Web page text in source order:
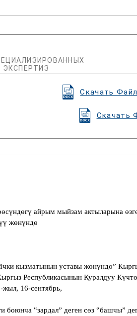
ЭКСПЕРТИЗ
Скачать
Скачать
айрым мыйзам актыларына
жөнүндө
кызматынын уставы жөнүндө”
Республикасынын Куралдуу
жыл, 16-сентябрь,
‟зардалˮ деген сөз ‟башчыˮ